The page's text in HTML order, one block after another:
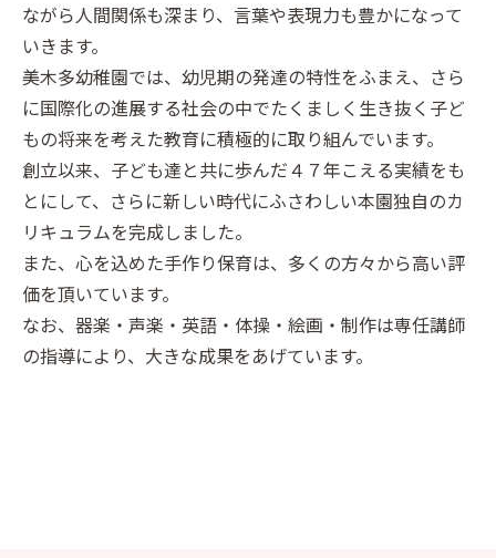
ながら人間関係も深まり、言葉や表現力も豊かになって
いきます。
美木多幼稚園では、幼児期の発達の特性をふまえ、さら
に国際化の進展する社会の中でたくましく生き抜く子ど
もの将来を考えた教育に積極的に取り組んでいます。
創立以来、子ども達と共に歩んだ４７年こえる実績をも
とにして、さらに新しい時代にふさわしい本園独自のカ
リキュラムを完成しました。
また、心を込めた手作り保育は、多くの方々から高い評
価を頂いています。
なお、器楽・声楽・英語・体操・絵画・制作は専任講師
の指導により、大きな成果をあげています。